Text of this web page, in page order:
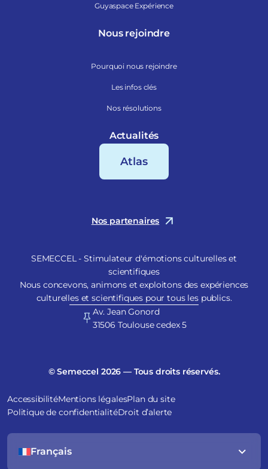
Guyaspace Expérience
Nous rejoindre
Pourquoi nous rejoindre
Les infos clés
Nos résolutions
Actualités
Atlas
Nos partenaires
SEMECCEL - Stimulateur d'émotions culturelles et
scientifiques
Nous concevons, animons et exploitons des expériences
culturelles et scientifiques pour tous les publics.
Av. Jean Gonord
31506 Toulouse cedex 5
© Semeccel 2026 — Tous droits réservés.
AccessibilitéMentions légalesPlan du site
Politique de confidentialitéDroit d’alerte
Français